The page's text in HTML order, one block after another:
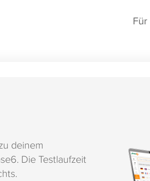
deinem
Die Testlaufzeit